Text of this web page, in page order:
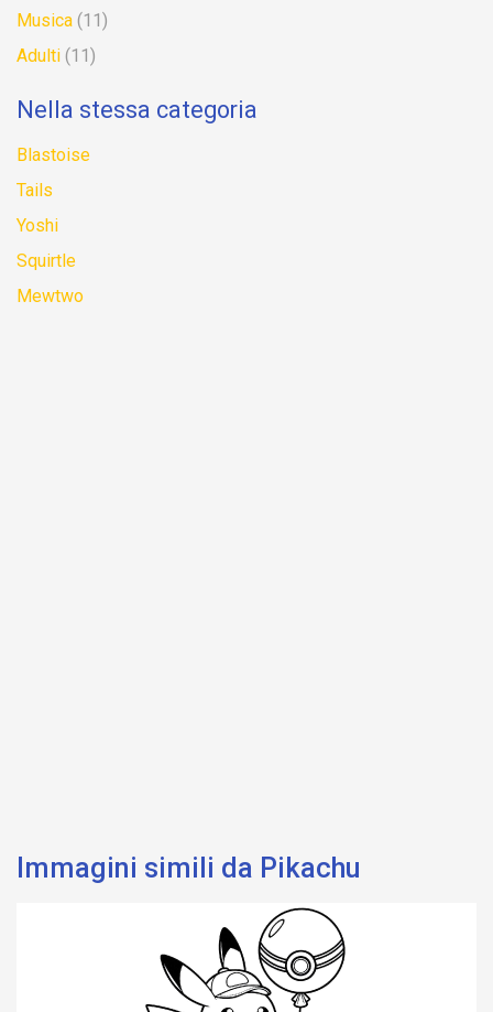
Musica (11)
Adulti (11)
Nella stessa categoria
Blastoise
Tails
Yoshi
Squirtle
Mewtwo
Immagini simili da Pikachu